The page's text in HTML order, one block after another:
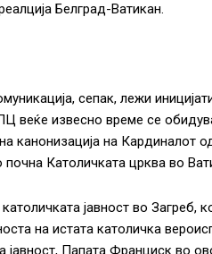
Белград-Ватикан.
сепак, лежи
веќе извесно време се
канонизација на Кардиналот
почна Католичката црква во
јавност во Загреб,
на истата католичка
Папата Франциск во